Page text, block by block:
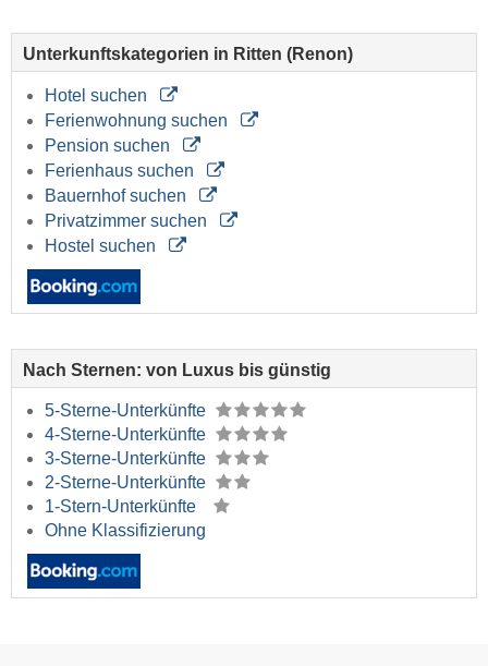
Unterkunftskategorien in Ritten (Renon)
Hotel suchen
Ferienwohnung suchen
Pension suchen
Ferienhaus suchen
Bauernhof suchen
Privatzimmer suchen
Hostel suchen
Nach Sternen: von Luxus bis günstig
5-Sterne-Unterkünfte
4-Sterne-Unterkünfte
3-Sterne-Unterkünfte
2-Sterne-Unterkünfte
1-Stern-Unterkünfte
Ohne Klassifizierung